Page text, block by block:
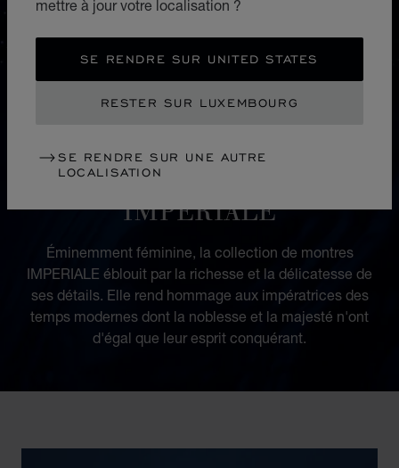
mettre à jour votre localisation ?
SE RENDRE SUR UNITED STATES
RESTER SUR LUXEMBOURG
SE RENDRE SUR UNE AUTRE
LOCALISATION
IMPERIALE
Éminemment féminine, la collection de montres
IMPERIALE éblouit par la richesse et la délicatesse de
ses détails. Elle rend hommage aux impératrices des
temps modernes dont la noblesse et la majesté n'ont
d'égal que leur esprit conquérant.